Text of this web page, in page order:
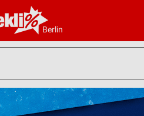
Berlin